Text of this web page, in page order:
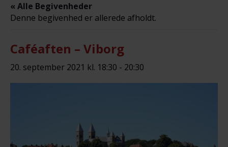
« Alle Begivenheder
Denne begivenhed er allerede afholdt.
Caféaften – Viborg
20. september 2021 kl. 18:30 - 20:30